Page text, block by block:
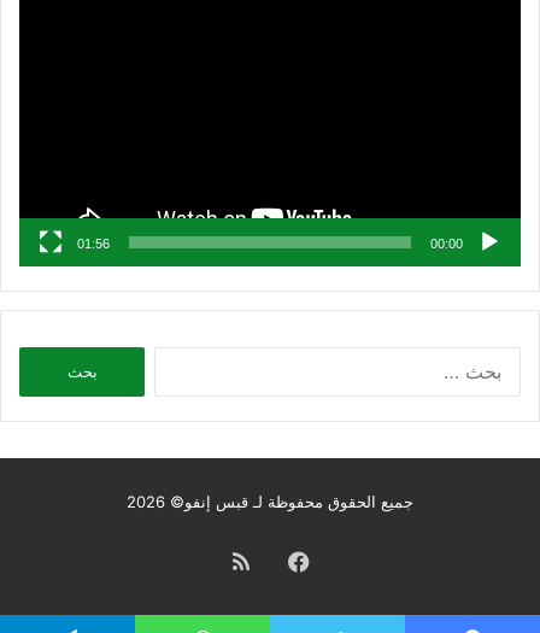
00:00
01:56
جميع الحقوق محفوظة لـ قبس إنفو© 2026
فيسبوكملخص
الموقع